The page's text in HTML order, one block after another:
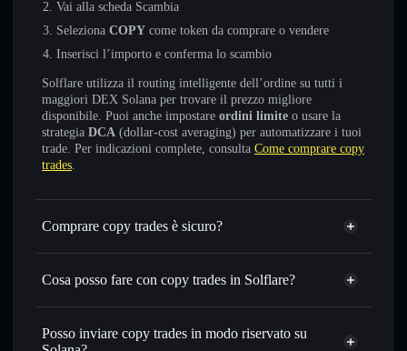
Vai alla scheda Scambia
Seleziona COPY come token da comprare o vendere
Inserisci l’importo e conferma lo scambio
Solflare utilizza il routing intelligente dell’ordine su tutti i
maggiori DEX Solana per trovare il prezzo migliore
disponibile. Puoi anche impostare ordini limite o usare la
strategia DCA (dollar-cost averaging) per automatizzare i tuoi
trade. Per indicazioni complete, consulta Come comprare copy
trades.
Comprare copy trades è sicuro?
copy trades non è verificato
Cosa posso fare con copy trades in Solflare?
copy trades
wallet Solflare
Scambiare istantaneamente— scambia COPY in SOL,
USDC o in migliaia di altri token Solana al prezzo migliore
Posso inviare copy trades in modo riservato su